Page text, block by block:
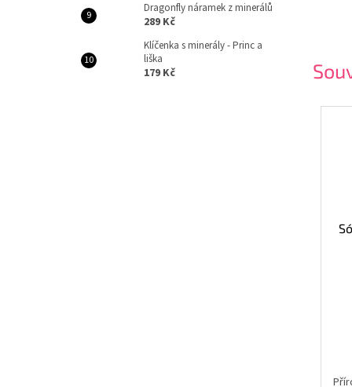
Dragonfly náramek z minerálů
289 Kč
Klíčenka s minerály - Princ a
liška
179 Kč